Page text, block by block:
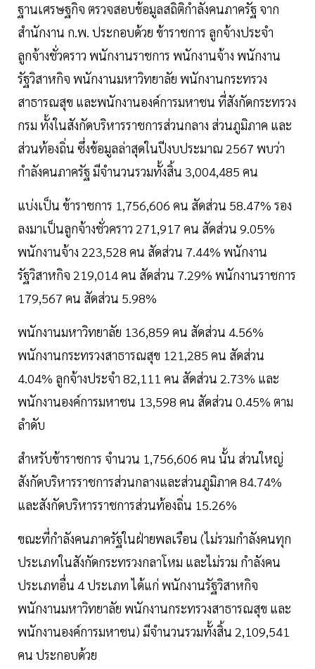
ฐานเศรษฐกิจ ตรวจสอบข้อมูลสถิติกำลังคนภาครัฐ จาก
สำนักงาน ก.พ. ประกอบด้วย ข้าราชการ ลูกจ้างประจำ
ลูกจ้างชั่วคราว พนักงานราชการ พนักงานจ้าง พนักงาน
รัฐวิสาหกิจ พนักงานมหาวิทยาลัย พนักงานกระทรวง
สาธารณสุข และพนักงานองค์การมหาชน ที่สังกัดกระทรวง
กรม ทั้งในสังกัดบริหารราชการส่วนกลาง ส่วนภูมิภาค และ
ส่วนท้องถิ่น ซึ่งข้อมูลล่าสุดในปีงบประมาณ 2567 พบว่า
กำลังคนภาครัฐ มีจำนวนรวมทั้งสิ้น 3,004,485 คน
แบ่งเป็น ข้าราชการ 1,756,606 คน สัดส่วน 58.47% รอง
ลงมาเป็นลูกจ้างชั่วคราว 271,917 คน สัดส่วน 9.05%
พนักงานจ้าง 223,528 คน สัดส่วน 7.44% พนักงาน
รัฐวิสาหกิจ 219,014 คน สัดส่วน 7.29% พนักงานราชการ
179,567 คน สัดส่วน 5.98%
พนักงานมหาวิทยาลัย 136,859 คน สัดส่วน 4.56%
พนักงานกระทรวงสาธารณสุข 121,285 คน สัดส่วน
4.04% ลูกจ้างประจำ 82,111 คน สัดส่วน 2.73% และ
พนักงานองค์การมหาชน 13,598 คน สัดส่วน 0.45% ตาม
ลำดับ
สำหรับข้าราชการ จำนวน 1,756,606 คน นั้น ส่วนใหญ่
สังกัดบริหารราชการส่วนกลางและส่วนภูมิภาค 84.74%
และสังกัดบริหารราชการส่วนท้องถิ่น 15.26%
ขณะที่กำลังคนภาครัฐในฝ่ายพลเรือน (ไม่รวมกำลังคนทุก
ประเภทในสังกัดกระทรวงกลาโหม และไม่รวม กำลังคน
ประเภทอื่น 4 ประเภท ได้แก่ พนักงานรัฐวิสาหกิจ
พนักงานมหาวิทยาลัย พนักงานกระทรวงสาธารณสุข และ
พนักงานองค์การมหาชน) มีจำนวนรวมทั้งสิ้น 2,109,541
คน ประกอบด้วย